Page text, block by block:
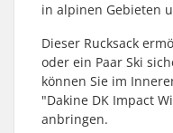
in alpinen Gebieten
Dieser Rucksack
oder ein Paar Ski
können Sie im
"Dakine DK Impact
anbringen.